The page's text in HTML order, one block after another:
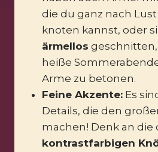
die du ganz nach
knoten kannst, oder
ärmellos
heiße
Arme zu betonen.
Feine Akzente:Es
Details, die den
machen! Denk an
kontrastfarbigen